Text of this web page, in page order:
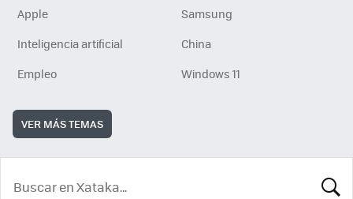
Apple
Samsung
Inteligencia artificial
China
Empleo
Windows 11
VER MÁS TEMAS